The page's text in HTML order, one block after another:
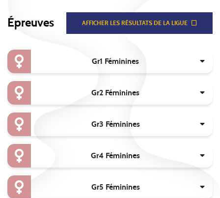
Épreuves AFFICHER LES RÉSULTATS DE LA LIGUE
Gr1 Féminines
Gr2 Féminines
Gr3 Féminines
Gr4 Féminines
Gr5 Féminines